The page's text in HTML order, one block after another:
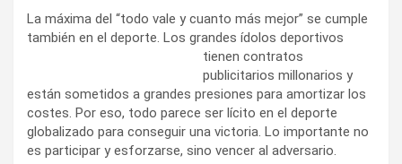
La máxima del “todo vale y cuanto más mejor” se cumple
también en el deporte. Los grandes ídolos deportivos
tienen contratos
publicitarios millonarios y
están sometidos a grandes presiones para amortizar los
costes. Por eso, todo parece ser lícito en el deporte
globalizado para conseguir una victoria. Lo importante no
es participar y esforzarse, sino vencer al adversario.